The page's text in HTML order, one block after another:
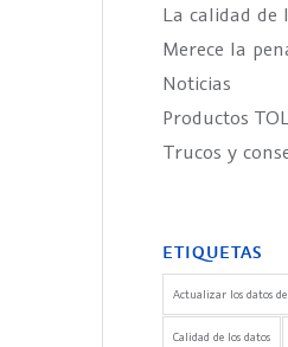
La calidad de
Merece la
Noticias
Productos
Trucos y
ETIQUETAS
Actualizar los datos
Calidad de los datos